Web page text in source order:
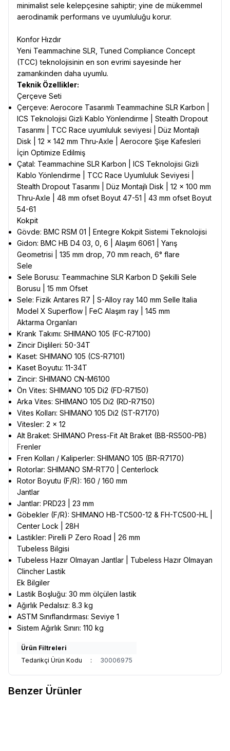
minimalist sele kelepçesine sahiptir; yine de mükemmel
aerodinamik performans ve uyumluluğu korur.
Konfor Hızdır
Yeni Teammachine SLR, Tuned Compliance Concept
(TCC) teknolojisinin en son evrimi sayesinde her
zamankinden daha uyumlu.
Teknik Özellikler:
Çerçeve Seti
Çerçeve: Aerocore Tasarımlı Teammachine SLR Karbon |
ICS Teknolojisi Gizli Kablo Yönlendirme | Stealth Dropout
Tasarımı | TCC Race uyumluluk seviyesi | Düz Montajlı
Disk | 12 x 142 mm Thru-Axle | Aerocore Şişe Kafesleri
İçin Optimize Edilmiş
Çatal: Teammachine SLR Karbon | ICS Teknolojisi Gizli
Kablo Yönlendirme | TCC Race Uyumluluk Seviyesi |
Stealth Dropout Tasarımı | Düz Montajlı Disk | 12 x 100 mm
Thru-Axle | 48 mm ofset Boyut 47-51 | 43 mm ofset Boyut
54-61
Kokpit
Gövde: BMC RSM 01 | Entegre Kokpit Sistemi Teknolojisi
Gidon: BMC HB D4 03, 0, 6 | Alaşım 6061 | Yarış
Geometrisi | 135 mm drop, 70 mm reach, 6° flare
Sele
Sele Borusu: Teammachine SLR Karbon D Şekilli Sele
Borusu | 15 mm Ofset
Sele: Fizik Antares R7 | S-Alloy ray 140 mm Selle Italia
Model X Superflow | FeC Alaşım ray | 145 mm
Aktarma Organları
Krank Takımı: SHIMANO 105 (FC-R7100)
Zincir Dişlileri: 50-34T
Kaset: SHIMANO 105 (CS-R7101)
Kaset Boyutu: 11-34T
Zincir: SHIMANO CN-M6100
Ön Vites: SHIMANO 105 Di2 (FD-R7150)
Arka Vites: SHIMANO 105 Di2 (RD-R7150)
Vites Kolları: SHIMANO 105 Di2 (ST-R7170)
Vitesler: 2 x 12
Alt Braket: SHIMANO Press-Fit Alt Braket (BB-RS500-PB)
Frenler
Fren Kolları / Kaliperler: SHIMANO 105 (BR-R7170)
Rotorlar: SHIMANO SM-RT70 | Centerlock
Rotor Boyutu (F/R): 160 / 160 mm
Jantlar
Jantlar: PRD23 | 23 mm
Göbekler (F/R): SHIMANO HB-TC500-12 & FH-TC500-HL |
Center Lock | 28H
Lastikler: Pirelli P Zero Road | 26 mm
Tubeless Bilgisi
Tubeless Hazır Olmayan Jantlar | Tubeless Hazır Olmayan
Clincher Lastik
Ek Bilgiler
Lastik Boşluğu: 30 mm ölçülen lastik
Ağırlık Pedalsız: 8.3 kg
ASTM Sınıflandırması: Seviye 1
Sistem Ağırlık Sınırı: 110 kg
Ürün Filtreleri
Tedarikçi Ürün Kodu
: 30006975
Benzer Ürünler